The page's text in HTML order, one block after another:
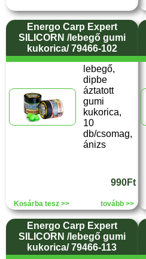
Energo Carp Expert
SILICORN /lebegő gumi
kukorica/ 79466-102
lebegő,
dipbe
áztatott
gumi
kukorica,
10
db/csomag,
ánizs
990Ft
Kosárba tesz >> tovább >>
Energo Carp Expert
SILICORN /lebegő gumi
kukorica/ 79466-113